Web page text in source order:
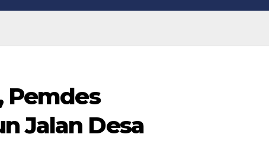
Pemdes
Jalan Desa